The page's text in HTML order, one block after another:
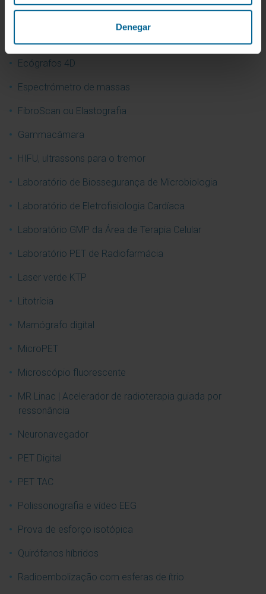
Denegar
Ecógrafos 4D
Espectrómetro de massas
FibroScan ou Elastografia
Gammacâmara
HIFU, ultrassons para o tremor
Laboratório de Biossegurança de Microbiologia
Laboratório de Eletrofisiologia Cardíaca
Laboratório GMP da Área de Terapia Celular
Laboratório PET de Radiofarmácia
Laser verde KTP
Litotrícia
Mamógrafo digital
MicroPET
Microscópio fluorescente
MR Linac | Acelerador de radioterapia guiada por
ressonância
Neuronavegador
PET Digital
PET TAC
Polissonografia e vídeo EEG
Prova de esforço isotópica
Quirófanos híbridos
Radioembolização com esferas de ítrio